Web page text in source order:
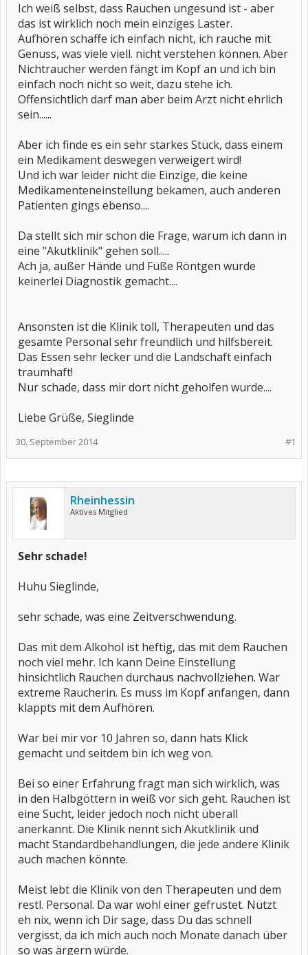
Ich weiß selbst, dass Rauchen ungesund ist - aber
das ist wirklich noch mein einziges Laster.
Aufhören schaffe ich einfach nicht, ich rauche mit
Genuss, was viele viell. nicht verstehen können. Aber
Nichtraucher werden fängt im Kopf an und ich bin
einfach noch nicht so weit, dazu stehe ich.
Offensichtlich darf man aber beim Arzt nicht ehrlich
sein......
Aber ich finde es ein sehr starkes Stück, dass einem
ein Medikament deswegen verweigert wird!
Und ich war leider nicht die Einzige, die keine
Medikamenteneinstellung bekamen, auch anderen
Patienten gings ebenso....
Da stellt sich mir schon die Frage, warum ich dann in
eine "Akutklinik" gehen soll.....
Ach ja, außer Hände und Füße Röntgen wurde
keinerlei Diagnostik gemacht....
Ansonsten ist die Klinik toll, Therapeuten und das
gesamte Personal sehr freundlich und hilfsbereit.
Das Essen sehr lecker und die Landschaft einfach
traumhaft!
Nur schade, dass mir dort nicht geholfen wurde....
Liebe Grüße, Sieglinde
#1
30. September 2014
Rheinhessin
Aktives Mitglied
Sehr schade!
Huhu Sieglinde,
sehr schade, was eine Zeitverschwendung.
Das mit dem Alkohol ist heftig, das mit dem Rauchen
noch viel mehr. Ich kann Deine Einstellung
hinsichtlich Rauchen durchaus nachvollziehen. War
extreme Raucherin. Es muss im Kopf anfangen, dann
klappts mit dem Aufhören.
War bei mir vor 10 Jahren so, dann hats Klick
gemacht und seitdem bin ich weg von.
Bei so einer Erfahrung fragt man sich wirklich, was
in den Halbgöttern in weiß vor sich geht. Rauchen ist
eine Sucht, leider jedoch noch nicht überall
anerkannt. Die Klinik nennt sich Akutklinik und
macht Standardbehandlungen, die jede andere Klinik
auch machen könnte.
Meist lebt die Klinik von den Therapeuten und dem
restl. Personal. Da war wohl einer gefrustet. Nützt
eh nix, wenn ich Dir sage, dass Du das schnell
vergisst, da ich mich auch noch Monate danach über
so was ärgern würde.